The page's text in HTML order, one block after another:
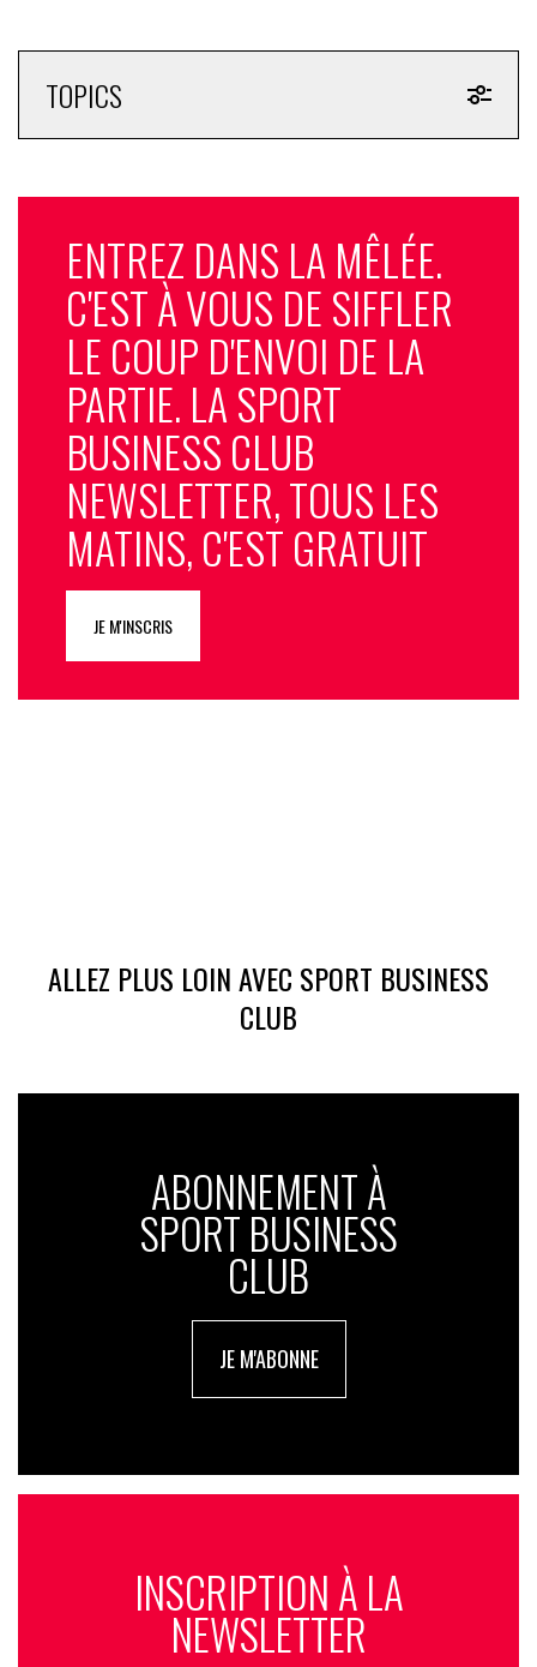
TOPICS
ENTREZ DANS LA MÊLÉE.
C'EST À VOUS DE SIFFLER
LE COUP D'ENVOI DE LA
PARTIE. LA SPORT
BUSINESS CLUB
NEWSLETTER, TOUS LES
MATINS, C'EST GRATUIT
JE M'INSCRIS
ALLEZ PLUS LOIN AVEC SPORT BUSINESS
CLUB
ABONNEMENT À
SPORT BUSINESS
CLUB
JE M'ABONNE
INSCRIPTION À LA
NEWSLETTER